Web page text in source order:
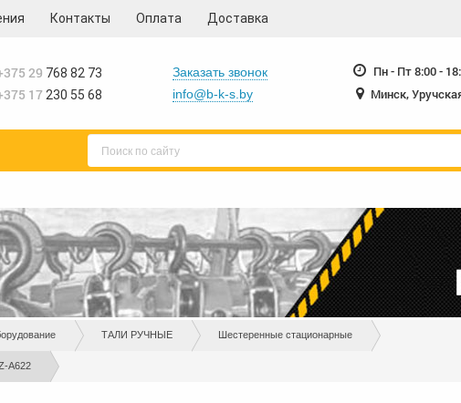
Контакты Оплата Доставка
29 768 82 73
17 230 55 68
Заказать звонок
info@b-k-s.by
Пн - Пт 8:00 -
Минск,
ТАЛИ РУЧНЫЕ Шестеренные стационарные
A622